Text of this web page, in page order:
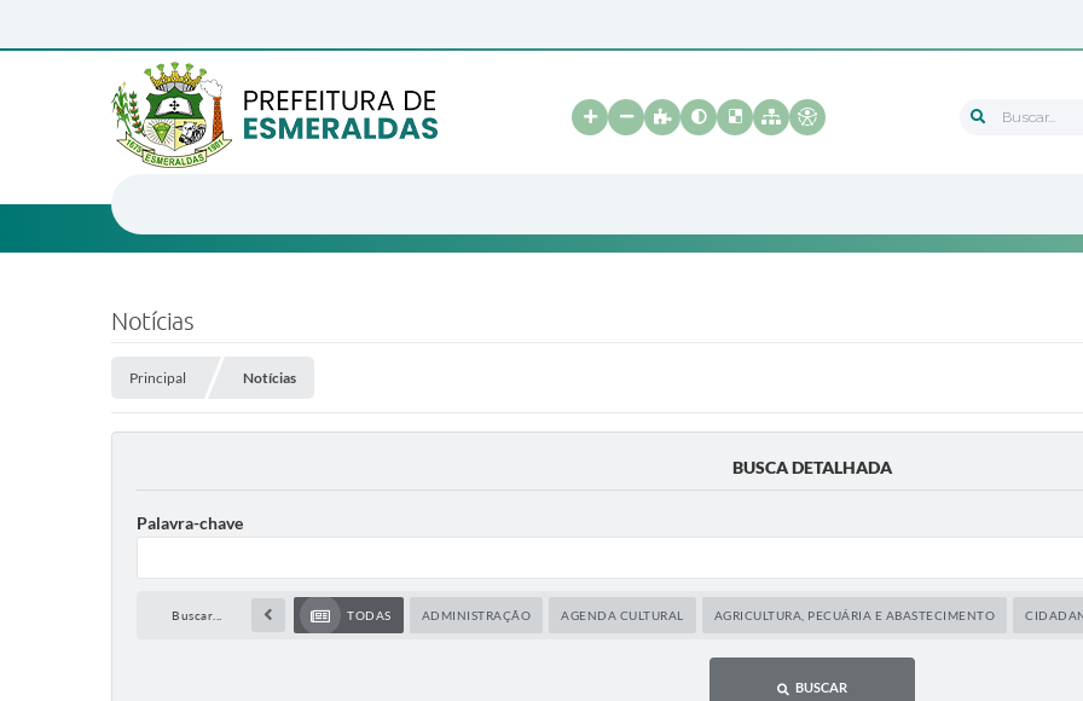
Buscar...
Notícias
Principal Notícias
BUSCA DETALHADA
Palavra-chave
Buscar... TODAS ADMINISTRAÇÃO AGENDA CULTURAL AGRICULTURA, PECUÁRIA E ABASTECIMENTO
BUSCAR